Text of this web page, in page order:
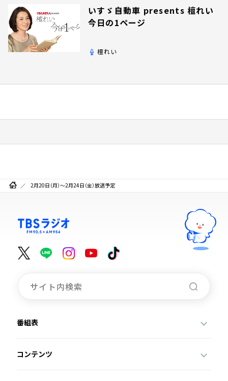
いすゞ自動車 presents 檀れい
今日の1ページ
檀れい
2月20日（月）～2月24日（金）放送予定
番組表
コンテンツ